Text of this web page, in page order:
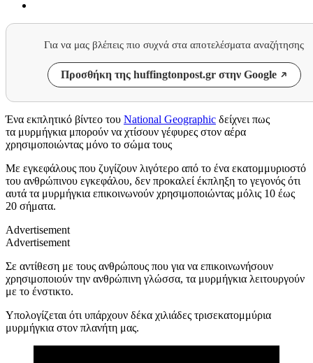
Για να μας βλέπεις πιο συχνά στα αποτελέσματα αναζήτησης
Προσθήκη της huffingtonpost.gr στην Google
Ένα εκπλητικό βίντεο του National Geographic δείχνει πως
τα μυρμήγκια μπορούν να χτίσουν γέφυρες στον αέρα
χρησιμοποιώντας μόνο το σώμα τους
Με εγκεφάλους που ζυγίζουν λιγότερο από το ένα εκατομμυριοστό
του ανθρώπινου εγκεφάλου, δεν προκαλεί έκπληξη το γεγονός ότι
αυτά τα μυρμήγκια επικοινωνούν χρησιμοποιώντας μόλις 10 έως
20 σήματα.
Advertisement
Advertisement
Σε αντίθεση με τους ανθρώπους που για να επικοινωνήσουν
χρησιμοποιούν την ανθρώπινη γλώσσα, τα μυρμήγκια λειτουργούν
με το ένστικτο.
Υπολογίζεται ότι υπάρχουν δέκα χιλιάδες τρισεκατομμύρια
μυρμήγκια στον πλανήτη μας.